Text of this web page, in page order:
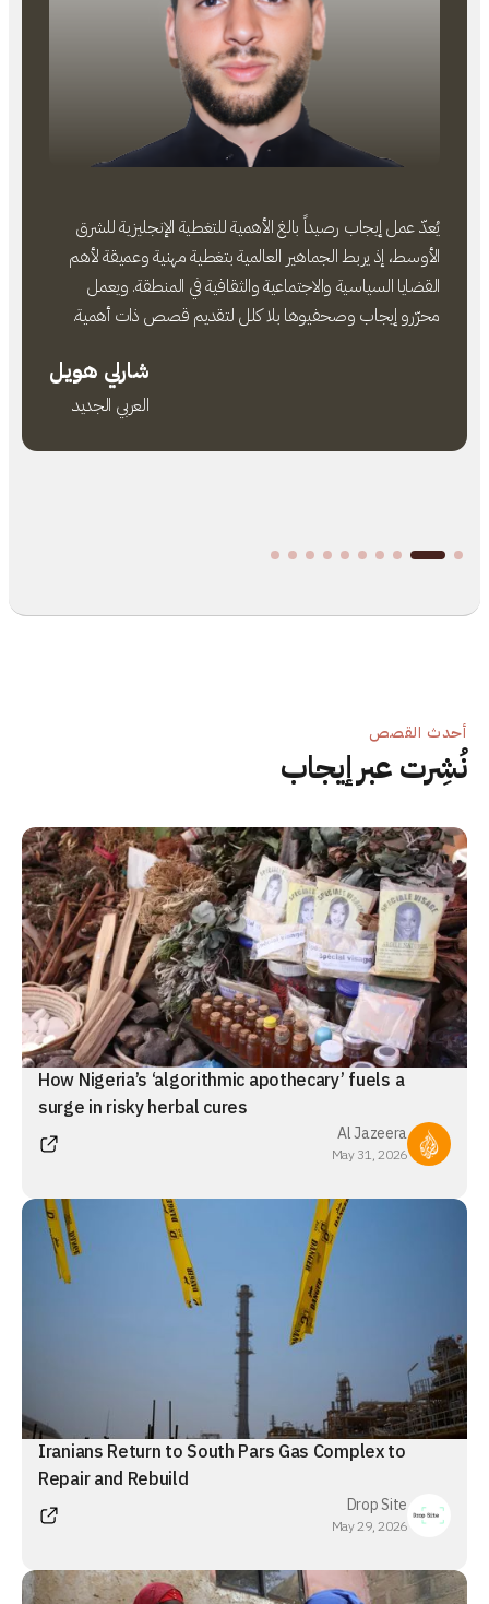
يُعدّ عمل إيجاب رصيداً بالغ الأهمية للتغطية الإنجليزية للشرق
الأوسط، إذ يربط الجماهير العالمية بتغطية مهنية وعميقة لأهم
القضايا السياسية والاجتماعية والثقافية في المنطقة. ويعمل
محرّرو إيجاب وصحفيوها بلا كلل لتقديم قصص ذات أهمية.
شارلي هويل
العربي الجديد
أحدث القصص
نُشِرت عبر إيجاب
How Nigeria’s ‘algorithmic apothecary’ fuels a
surge in risky herbal cures
Al Jazeera
May 31, 2026
Iranians Return to South Pars Gas Complex to
Repair and Rebuild
Drop Site
May 29, 2026